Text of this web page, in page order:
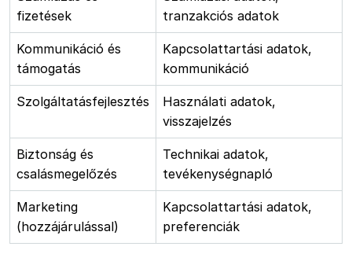
fizetések
tranzakciós adatok
Kommunikáció és
támogatás
Kapcsolattartási adatok,
kommunikáció
Szolgáltatásfejlesztés
Használati adatok,
visszajelzés
Biztonság és
csalásmegelőzés
Technikai adatok,
tevékenységnapló
Marketing
(hozzájárulással)
Kapcsolattartási adatok,
preferenciák